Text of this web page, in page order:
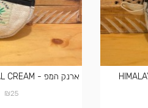
ארנק המפ - HIMALAYAN NATURAL CREAM
₪25